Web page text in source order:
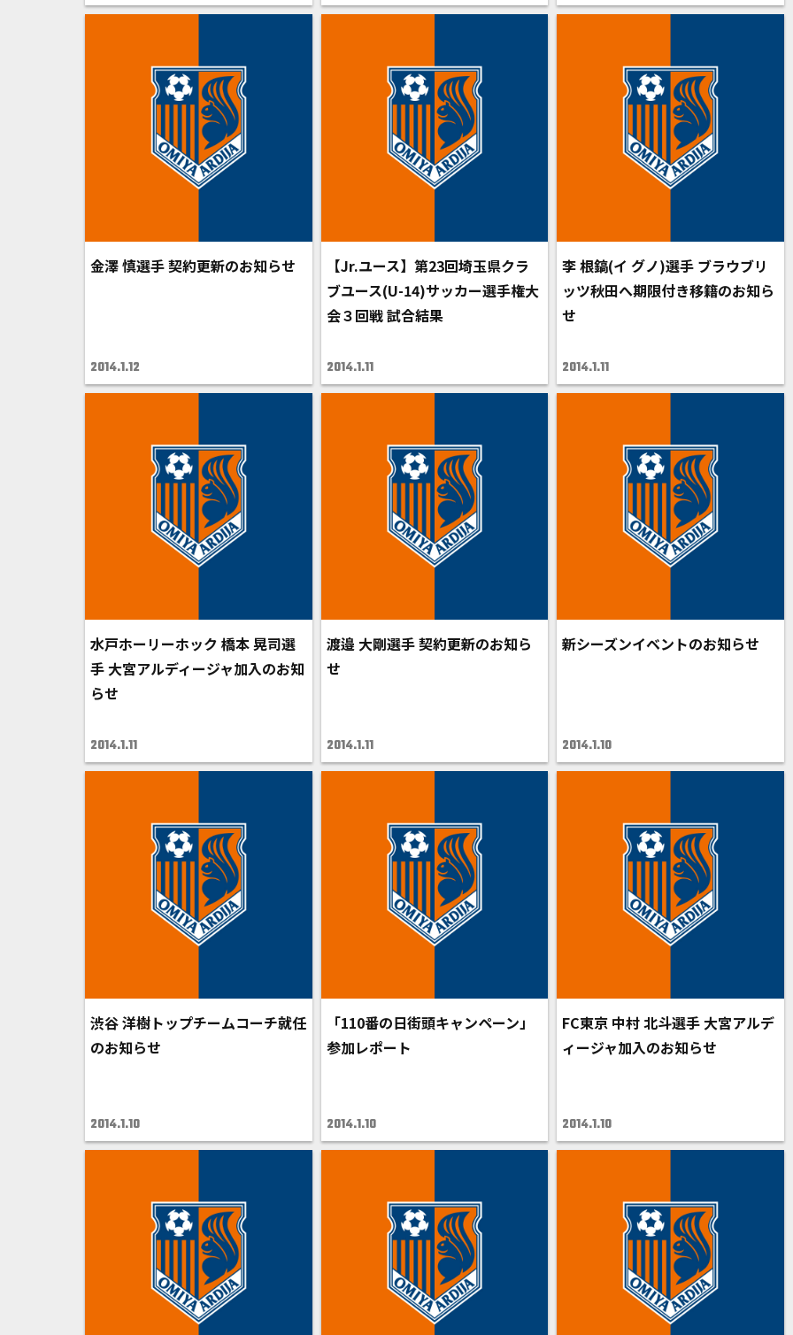
金澤 慎選手 契約更新のお知らせ
2014.1.12
【Jr.ユース】第23回埼玉県クラ
ブユース(U-14)サッカー選手権大
会３回戦 試合結果
2014.1.11
李 根鎬(イ グノ)選手 ブラウブリ
ッツ秋田へ期限付き移籍のお知ら
せ
2014.1.11
水戸ホーリーホック 橋本 晃司選
手 大宮アルディージャ加入のお知
らせ
2014.1.11
渡邉 大剛選手 契約更新のお知ら
せ
2014.1.11
新シーズンイベントのお知らせ
2014.1.10
渋谷 洋樹トップチームコーチ就任
のお知らせ
2014.1.10
「110番の日街頭キャンペーン」
参加レポート
2014.1.10
FC東京 中村 北斗選手 大宮アルデ
ィージャ加入のお知らせ
2014.1.10